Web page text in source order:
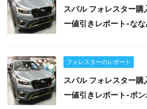
スバル フォレスター
ー値引きレポート-な
フォレスターのレポート
スバル フォレスター購
ー値引きレポート-ポ